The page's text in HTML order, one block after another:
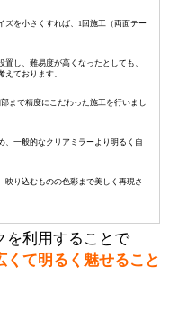
を小さくすれば、 1回施工（両面テー
し、難易度が高くなったとしても、
ております。
まで精度にこだわった施工を行いまし
、一般的なクリアミラーより明るく自
映り込むものの色彩まで美しく再現さ
を利用することで
くて明るく魅せること